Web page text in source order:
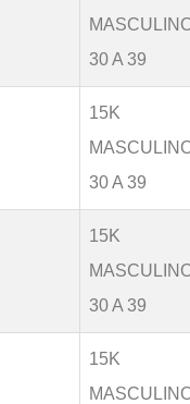
30 A 39
15K
30 A 39
15K
30 A 39
15K